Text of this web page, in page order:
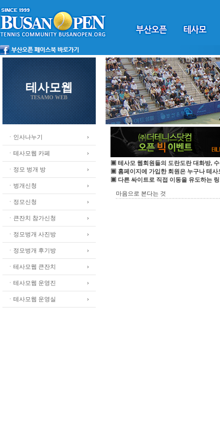
테사모웹
TESAMO WEB
ㆍ인사나누기
ㆍ테사모웹 카페
ㆍ정모 벙개 방
ㆍ벙개신청
ㆍ정모신청
ㆍ큰잔치 참가신청
ㆍ정모벙개 사진방
ㆍ정모벙개 후기방
ㆍ테사모웹 큰잔치
ㆍ테사모웹 운영진
ㆍ테사모웹 운영실
▣ 테사모 웹회원들의 도란도란 대화방,
▣ 홈페이지에 가입한 회원은 누구나 테사
▣ 다른 싸이트로 직접 이동을 유도하는
마음으로 본다는 것